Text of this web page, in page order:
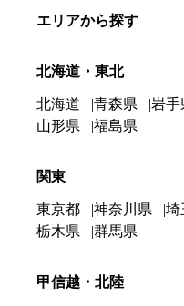
エリアから探す
北海道・東北
北海道 青森県 岩手
山形県
福島県
関東
東京都 神奈川県 埼
栃木県
群馬県
甲信越・北陸